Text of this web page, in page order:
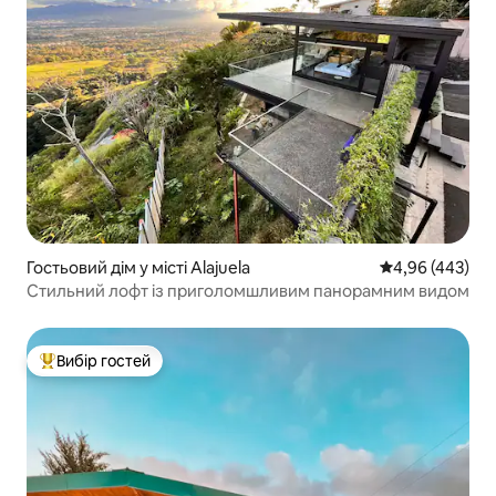
Гостьовий дім у місті Alajuela Середня
4,96 (443)
Стильний лофт із приголомшливим панорамним видом
Топ вибір гостей
Вибір гостей